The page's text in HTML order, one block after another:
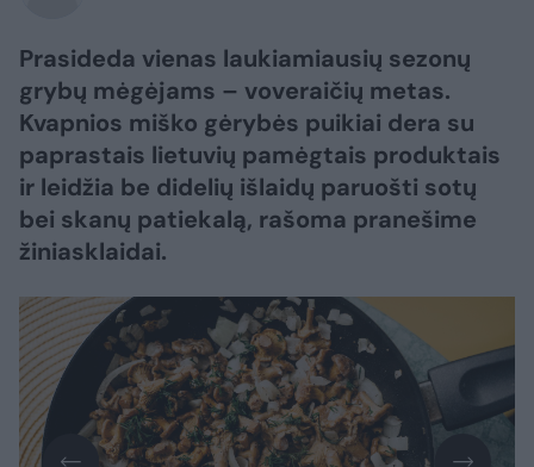
Prasideda vienas laukiamiausių sezonų
grybų mėgėjams – voveraičių metas.
Kvapnios miško gėrybės puikiai dera su
paprastais lietuvių pamėgtais produktais
ir leidžia be didelių išlaidų paruošti sotų
bei skanų patiekalą, rašoma pranešime
žiniasklaidai.